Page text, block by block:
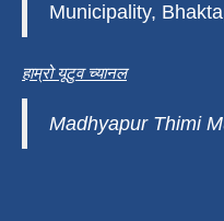
Municipality,
हाम्रो यूटुव च्यानल
Madhyapur Thimi